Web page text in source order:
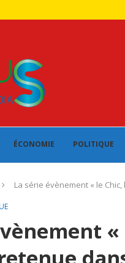
ÉCONOMIE POLITIQUE
La série évènement « le